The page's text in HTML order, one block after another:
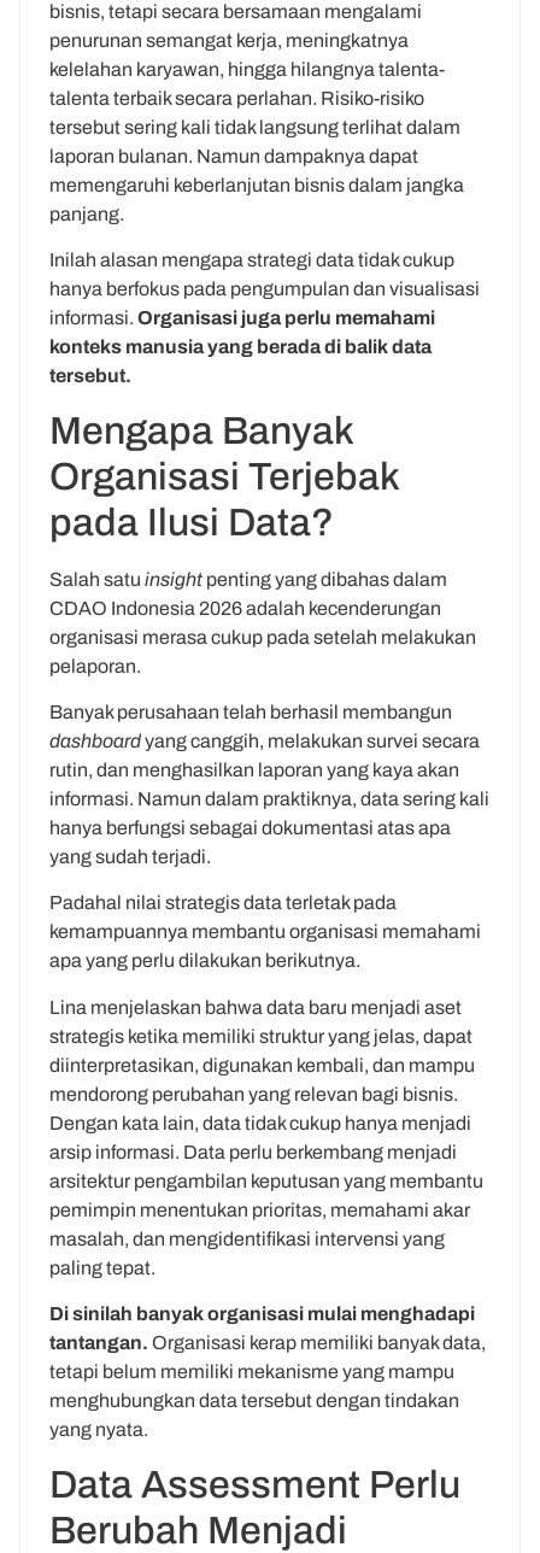
bisnis, tetapi secara bersamaan mengalami
penurunan semangat kerja, meningkatnya
kelelahan karyawan, hingga hilangnya talenta-
talenta terbaik secara perlahan. Risiko-risiko
tersebut sering kali tidak langsung terlihat dalam
laporan bulanan. Namun dampaknya dapat
memengaruhi keberlanjutan bisnis dalam jangka
panjang.
Inilah alasan mengapa strategi data tidak cukup
hanya berfokus pada pengumpulan dan visualisasi
informasi. Organisasi juga perlu memahami
konteks manusia yang berada di balik data
tersebut.
Mengapa Banyak
Organisasi Terjebak
pada Ilusi Data?
Salah satu insight penting yang dibahas dalam
CDAO Indonesia 2026 adalah kecenderungan
organisasi merasa cukup pada setelah melakukan
pelaporan.
Banyak perusahaan telah berhasil membangun
dashboardyang canggih, melakukan survei secara
rutin, dan menghasilkan laporan yang kaya akan
informasi. Namun dalam praktiknya, data sering kali
hanya berfungsi sebagai dokumentasi atas apa
yang sudah terjadi.
Padahal nilai strategis data terletak pada
kemampuannya membantu organisasi memahami
apa yang perlu dilakukan berikutnya.
Lina menjelaskan bahwa data baru menjadi aset
strategis ketika memiliki struktur yang jelas, dapat
diinterpretasikan, digunakan kembali, dan mampu
mendorong perubahan yang relevan bagi bisnis.
Dengan kata lain, data tidak cukup hanya menjadi
arsip informasi. Data perlu berkembang menjadi
arsitektur pengambilan keputusan yang membantu
pemimpin menentukan prioritas, memahami akar
masalah, dan mengidentifikasi intervensi yang
paling tepat.
Di sinilah banyak organisasi mulai menghadapi
tantangan. Organisasi kerap memiliki banyak data,
tetapi belum memiliki mekanisme yang mampu
menghubungkan data tersebut dengan tindakan
yang nyata.
Data Assessment Perlu
Berubah Menjadi